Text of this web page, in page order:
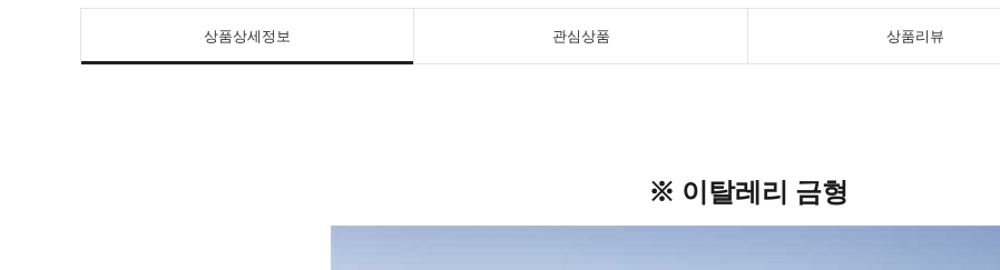
상품상세정보 관심상품 상품리뷰
※ 이탈레리 금형